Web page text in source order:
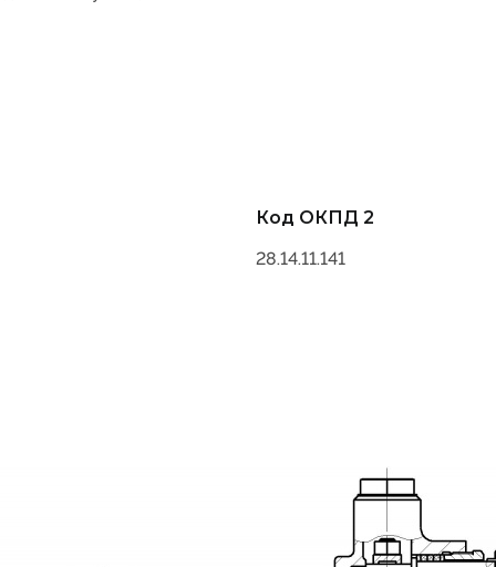
Код ОКПД 2
28.14.11.141